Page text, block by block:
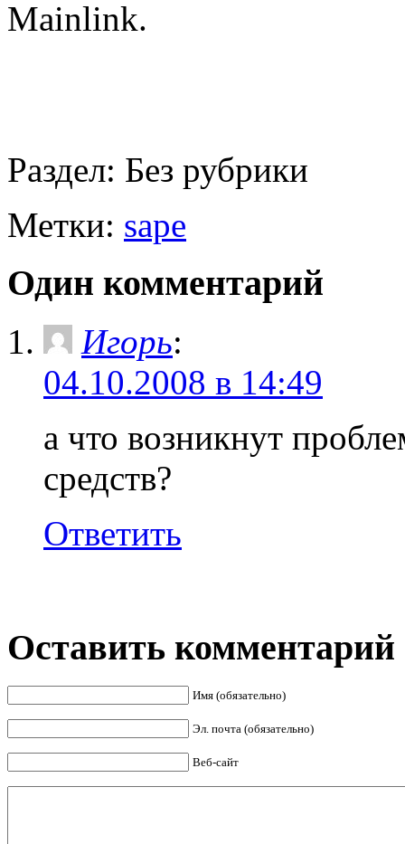
Mainlink.
Раздел: Без рубрики
Метки: sape
Один комментарий
Игорь:
04.10.2008 в 14:49
а что возникнут
средств?
Ответить
Оставить комментарий
Имя (обязательно)
Эл. почта (обязательно)
Веб-сайт